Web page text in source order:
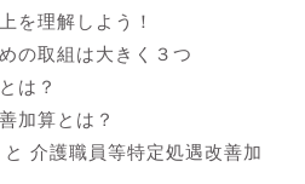
を理解しよう！
の取組は大きく３つ
は？
加算とは？
介護職員等特定処遇改善加